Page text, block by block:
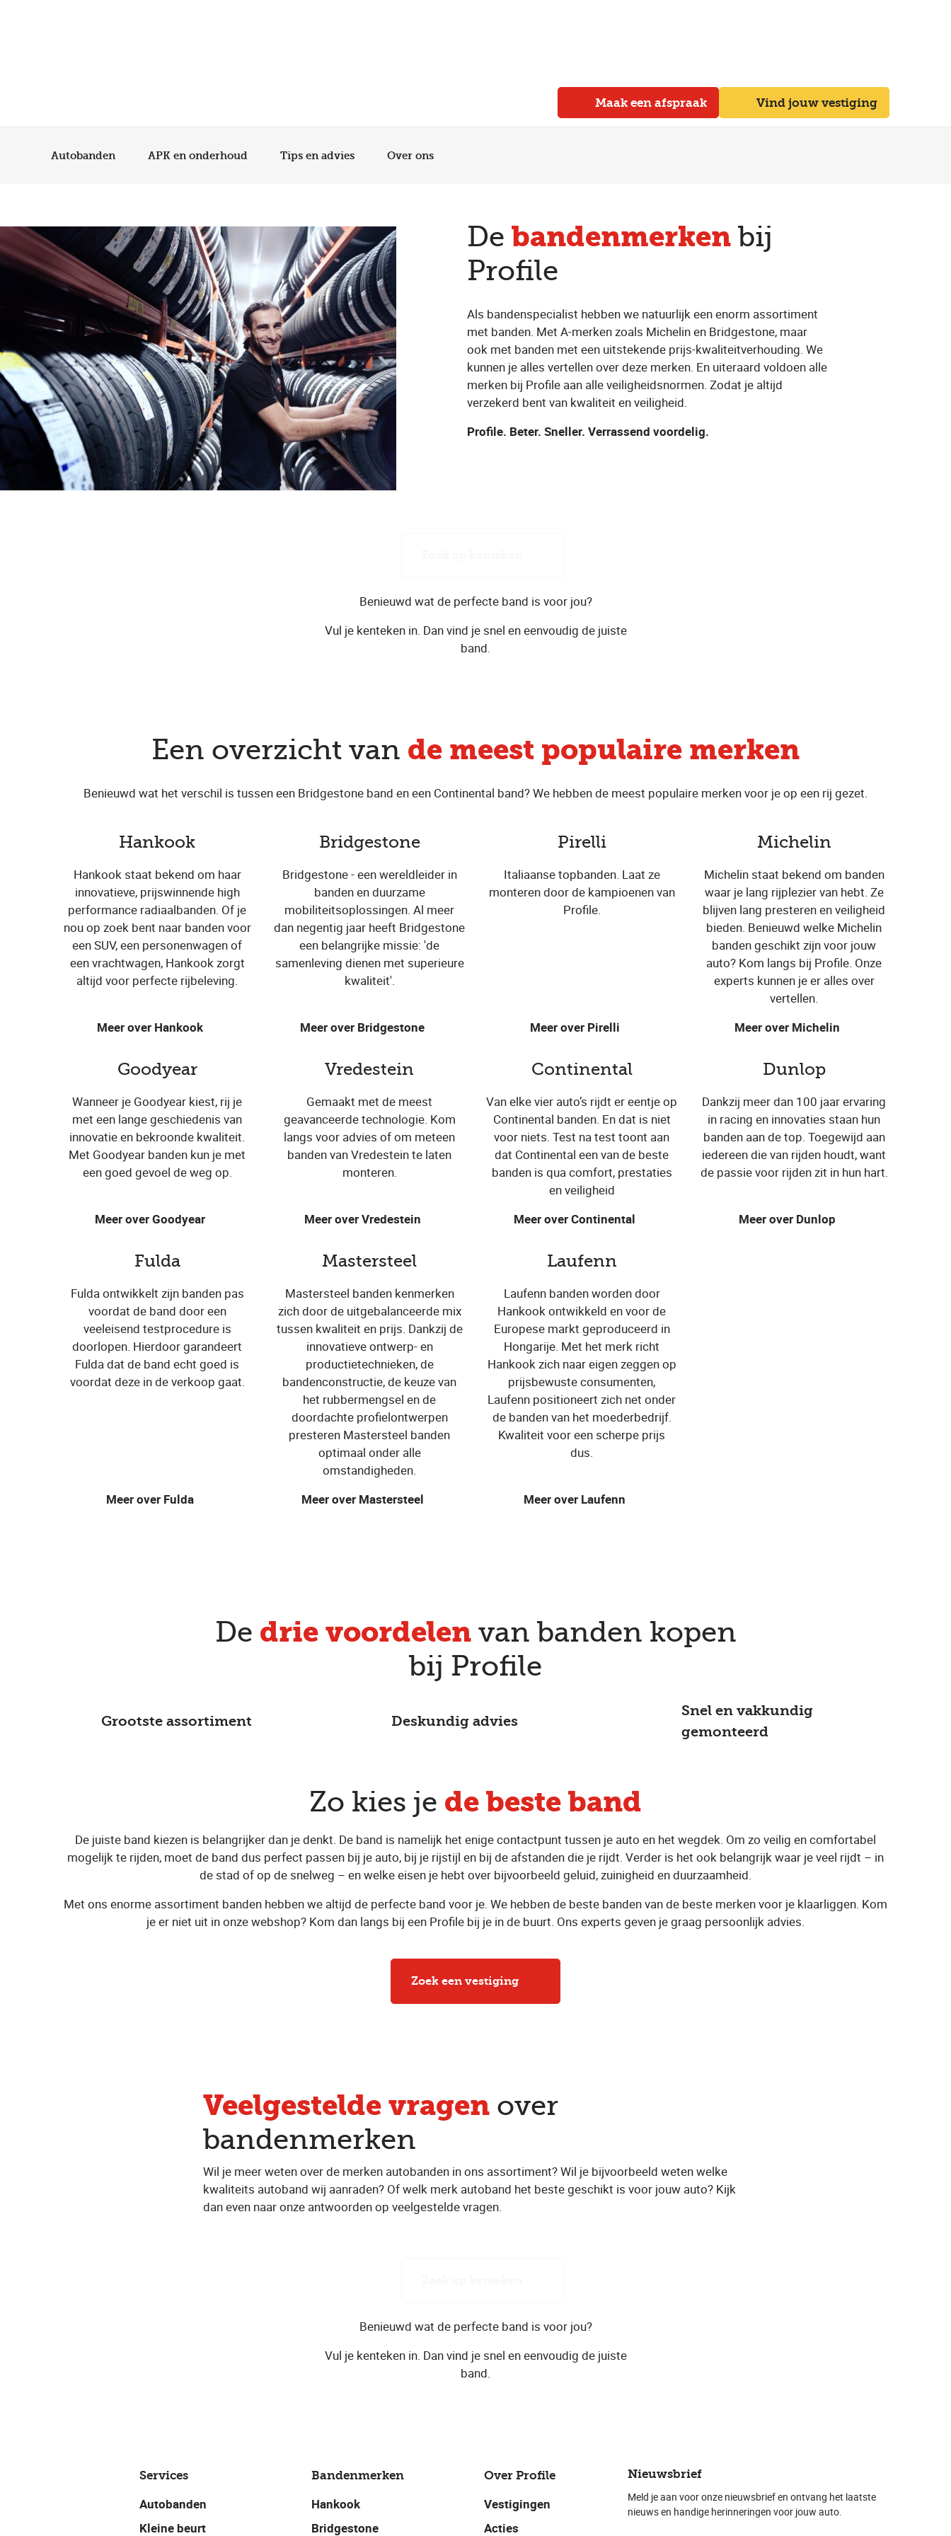
Maak een afspraak Vind jouw vestiging
Autobanden APK en onderhoud Tips en advies Over ons
De bandenmerken bij
Profile
Als bandenspecialist hebben we natuurlijk een enorm assortiment
met banden. Met A-merken zoals Michelin en Bridgestone, maar
ook met banden met een uitstekende prijs-kwaliteitverhouding. We
kunnen je alles vertellen over deze merken. En uiteraard voldoen alle
merken bij Profile aan alle veiligheidsnormen. Zodat je altijd
verzekerd bent van kwaliteit en veiligheid.
Profile. Beter. Sneller. Verrassend voordelig.
Benieuwd wat de perfecte band is voor jou?
Vul je kenteken in. Dan vind je snel en eenvoudig de juiste
band.
Een overzicht van de meest populaire merken
Benieuwd wat het verschil is tussen een Bridgestone band en een Continental band? We hebben de meest populaire merken voor je op een rij gezet.
Hankook
Hankook staat bekend om haar
innovatieve, prijswinnende high
performance radiaalbanden. Of je
nou op zoek bent naar banden voor
een SUV, een personenwagen of
een vrachtwagen, Hankook zorgt
altijd voor perfecte rijbeleving.
Meer over Hankook
Bridgestone
Bridgestone - een wereldleider in
banden en duurzame
mobiliteitsoplossingen. Al meer
dan negentig jaar heeft Bridgestone
een belangrijke missie: 'de
samenleving dienen met superieure
kwaliteit'.
Meer over Bridgestone
Pirelli
Italiaanse topbanden. Laat ze
monteren door de kampioenen van
Profile.
Meer over Pirelli
Michelin
Michelin staat bekend om banden
waar je lang rijplezier van hebt. Ze
blijven lang presteren en veiligheid
bieden. Benieuwd welke Michelin
banden geschikt zijn voor jouw
auto? Kom langs bij Profile. Onze
experts kunnen je er alles over
vertellen.
Meer over Michelin
Goodyear
Wanneer je Goodyear kiest, rij je
met een lange geschiedenis van
innovatie en bekroonde kwaliteit.
Met Goodyear banden kun je met
een goed gevoel de weg op.
Meer over Goodyear
Vredestein
Gemaakt met de meest
geavanceerde technologie. Kom
langs voor advies of om meteen
banden van Vredestein te laten
monteren.
Meer over Vredestein
Continental
Van elke vier auto’s rijdt er eentje op
Continental banden. En dat is niet
voor niets. Test na test toont aan
dat Continental een van de beste
banden is qua comfort, prestaties
en veiligheid
Meer over Continental
Dunlop
Dankzij meer dan 100 jaar ervaring
in racing en innovaties staan hun
banden aan de top. Toegewijd aan
iedereen die van rijden houdt, want
de passie voor rijden zit in hun hart.
Meer over Dunlop
Fulda
Fulda ontwikkelt zijn banden pas
voordat de band door een
veeleisend testprocedure is
doorlopen. Hierdoor garandeert
Fulda dat de band echt goed is
voordat deze in de verkoop gaat.
Meer over Fulda
Mastersteel
Mastersteel banden kenmerken
zich door de uitgebalanceerde mix
tussen kwaliteit en prijs. Dankzij de
innovatieve ontwerp- en
productietechnieken, de
bandenconstructie, de keuze van
het rubbermengsel en de
doordachte profielontwerpen
presteren Mastersteel banden
optimaal onder alle
omstandigheden.
Meer over Mastersteel
Laufenn
Laufenn banden worden door
Hankook ontwikkeld en voor de
Europese markt geproduceerd in
Hongarije. Met het merk richt
Hankook zich naar eigen zeggen op
prijsbewuste consumenten,
Laufenn positioneert zich net onder
de banden van het moederbedrijf.
Kwaliteit voor een scherpe prijs
dus.
Meer over Laufenn
De drie voordelen van banden kopen
bij Profile
Grootste assortiment Deskundig advies
Snel en vakkundig
gemonteerd
Zo kies je de beste band
De juiste band kiezen is belangrijker dan je denkt. De band is namelijk het enige contactpunt tussen je auto en het wegdek. Om zo veilig en comfortabel
mogelijk te rijden, moet de band dus perfect passen bij je auto, bij je rijstijl en bij de afstanden die je rijdt. Verder is het ook belangrijk waar je veel rijdt – in
de stad of op de snelweg – en welke eisen je hebt over bijvoorbeeld geluid, zuinigheid en duurzaamheid.
Met ons enorme assortiment banden hebben we altijd de perfecte band voor je. We hebben de beste banden van de beste merken voor je klaarliggen. Kom
je er niet uit in onze webshop? Kom dan langs bij een Profile bij je in de buurt. Ons experts geven je graag persoonlijk advies.
Zoek een vestiging
Veelgestelde vragen over
bandenmerken
Wil je meer weten over de merken autobanden in ons assortiment? Wil je bijvoorbeeld weten welke
kwaliteits autoband wij aanraden? Of welk merk autoband het beste geschikt is voor jouw auto? Kijk
dan even naar onze antwoorden op veelgestelde vragen.
Benieuwd wat de perfecte band is voor jou?
Vul je kenteken in. Dan vind je snel en eenvoudig de juiste
band.
Services
Autobanden
Kleine beurt
Bandenmerken
Hankook
Bridgestone
Over Profile
Vestigingen
Acties
Nieuwsbrief
Meld je aan voor onze nieuwsbrief en ontvang het laatste
nieuws en handige herinneringen voor jouw auto.